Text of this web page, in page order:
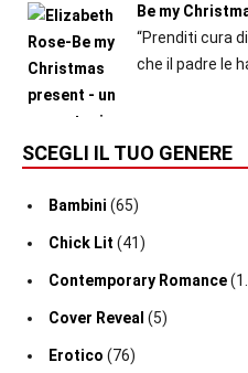
Be my
“Prenditi cura
che il padre le
SCEGLI IL TUO GENERE
Bambini (65)
Chick Lit (41)
Contemporary Romance
Cover Reveal (5)
Erotico (76)